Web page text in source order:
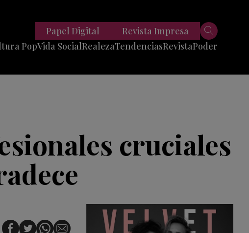
PopVida SocialRealezaTendencias
Viajes
Tech
RevistaPoder
Papel Digital Revista Impresa
cruciales